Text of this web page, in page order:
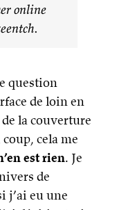
online
question
de loin en
la couverture
coup, cela me
est rien. Je
de
j’ai eu une